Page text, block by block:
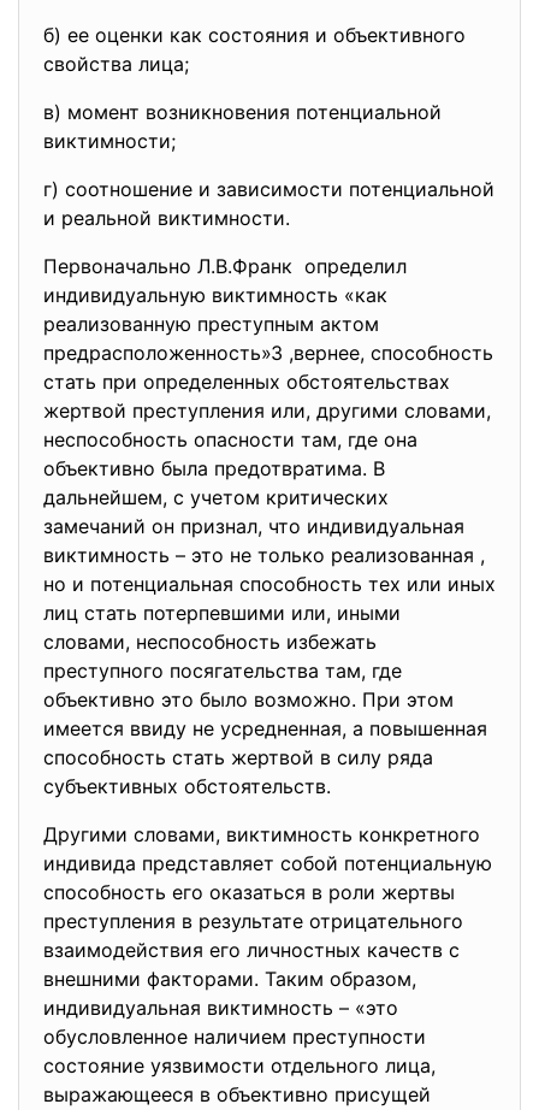
б) ее оценки как состояния и объективного
свойства лица;
в) момент возникновения потенциальной
виктимности;
г) соотношение и зависимости потенциальной
и реальной виктимности.
Первоначально Л.В.Франк определил
индивидуальную виктимность «как
реализованную преступным актом
предрасположенность»3 ,вернее, способность
стать при определенных обстоятельствах
жертвой преступления или, другими словами,
неспособность опасности там, где она
объективно была предотвратима. В
дальнейшем, с учетом критических
замечаний он признал, что индивидуальная
виктимность – это не только реализованная ,
но и потенциальная способность тех или иных
лиц стать потерпевшими или, иными
словами, неспособность избежать
преступного посягательства там, где
объективно это было возможно. При этом
имеется ввиду не усредненная, а повышенная
способность стать жертвой в силу ряда
субъективных обстоятельств.
Другими словами, виктимность конкретного
индивида представляет собой потенциальную
способность его оказаться в роли жертвы
преступления в результате отрицательного
взаимодействия его личностных качеств с
внешними факторами. Таким образом,
индивидуальная виктимность – «это
обусловленное наличием преступности
состояние уязвимости отдельного лица,
выражающееся в объективно присущей